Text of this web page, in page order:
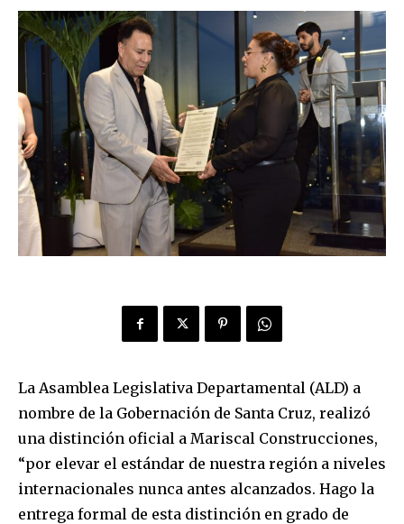
La Asamblea Legislativa Departamental (ALD) a
nombre de la Gobernación de Santa Cruz, realizó
una distinción oficial a Mariscal Construcciones,
“por elevar el estándar de nuestra región a niveles
internacionales nunca antes alcanzados. Hago la
entrega formal de esta distinción en grado de